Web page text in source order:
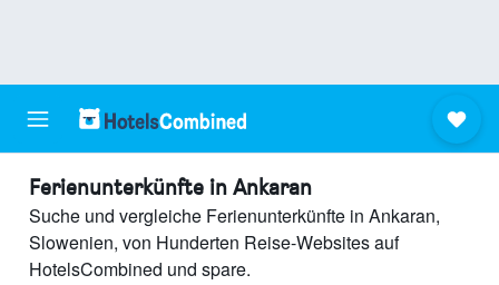
Ferienunterkünfte in Ankaran
Suche und vergleiche Ferienunterkünfte in Ankaran,
Slowenien, von Hunderten Reise-Websites auf
HotelsCombined und spare.